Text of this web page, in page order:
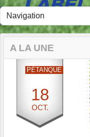
A LA UNE
18
OCT.
PÉTANQUE